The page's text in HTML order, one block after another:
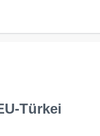
Türkei